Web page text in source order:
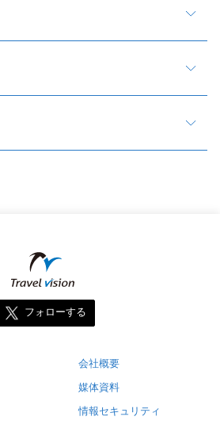
フォローする
会社概要
媒体資料
情報セキュリティ